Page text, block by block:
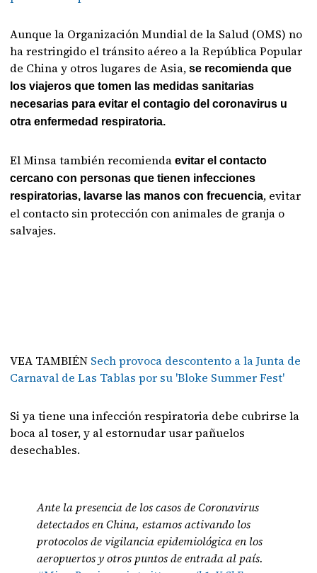
Aunque la Organización Mundial de la Salud (OMS) no
ha restringido el tránsito aéreo a la República Popular
de China y otros lugares de Asia,se recomienda que
los viajeros que tomen las medidas sanitarias
necesarias para evitar el contagio del coronavirus u
otra enfermedad respiratoria.
El Minsa también recomiendaevitar el contacto
cercano con personas que tienen infecciones
respiratorias, lavarse las manos con frecuencia, evitar
el contacto sin protección con animales de granja o
salvajes.
VEA TAMBIÉN Sech provoca descontento a la Junta de
Carnaval de Las Tablas por su 'Bloke Summer Fest'
Si ya tiene una infección respiratoria debe cubrirse la
boca al toser, y al estornudar usar pañuelos
desechables.
Ante la presencia de los casos de Coronavirus
detectados en China, estamos activando los
protocolos de vigilancia epidemiológica en los
aeropuertos y otros puntos de entrada al país.